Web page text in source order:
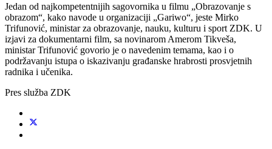
Jedan od najkompetentnijih sagovornika u filmu „Obrazovanje s
obrazom“, kako navode u organizaciji „Gariwo“, jeste Mirko
Trifunović, ministar za obrazovanje, nauku, kulturu i sport ZDK. U
izjavi za dokumentarni film, sa novinarom Amerom Tikveša,
ministar Trifunović govorio je o navedenim temama, kao i o
podržavanju istupa o iskazivanju građanske hrabrosti prosvjetnih
radnika i učenika.
Pres služba ZDK